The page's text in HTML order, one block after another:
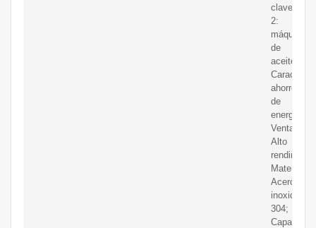
clave
2:
máquina
de
aceite;
ahorro
de
energía;
Ventaja:
Alto
Material:
Acero
inoxidable
304;
Capacidad: